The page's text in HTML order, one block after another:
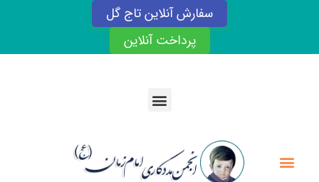
سفارش آنلاین تاج گل
پرداخت آنلاین
Menu